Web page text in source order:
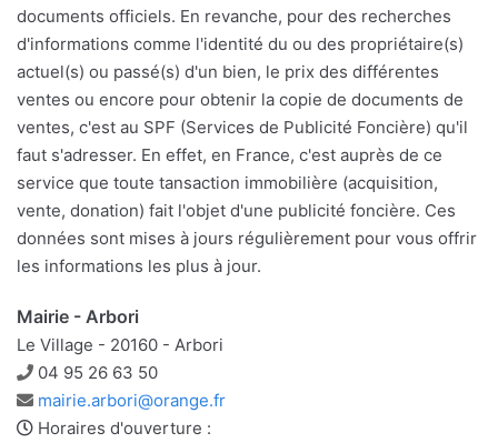
documents officiels. En revanche, pour des recherches
d'informations comme l'identité du ou des propriétaire(s)
actuel(s) ou passé(s) d'un bien, le prix des différentes
ventes ou encore pour obtenir la copie de documents de
ventes, c'est au SPF (Services de Publicité Foncière) qu'il
faut s'adresser. En effet, en France, c'est auprès de ce
service que toute tansaction immobilière (acquisition,
vente, donation) fait l'objet d'une publicité foncière. Ces
données sont mises à jours régulièrement pour vous offrir
les informations les plus à jour.
Mairie - Arbori
Le Village - 20160 - Arbori
Téléphone
04 95 26 63 50
Adresse
e-
mairie.arbori@orange.fr
Horaires d'ouverture :